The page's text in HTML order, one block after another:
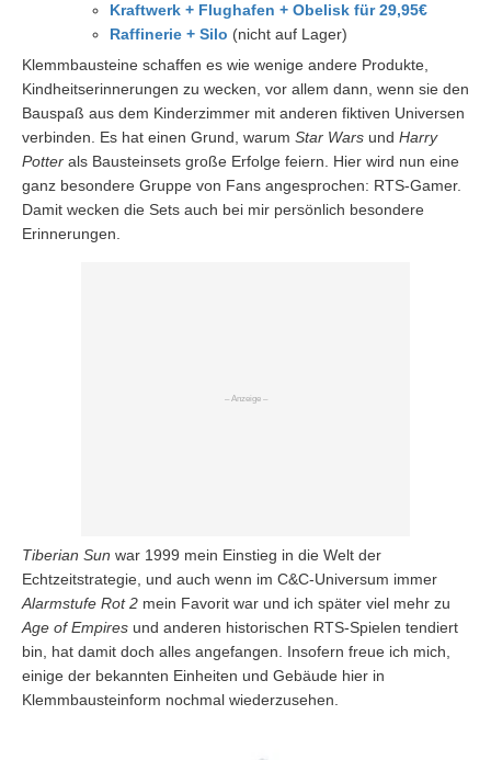
Kraftwerk + Flughafen + Obelisk für 29,95€
Raffinerie + Silo (nicht auf Lager)
Klemmbausteine schaffen es wie wenige andere Produkte,
Kindheitserinnerungen zu wecken, vor allem dann, wenn sie den
Bauspaß aus dem Kinderzimmer mit anderen fiktiven Universen
verbinden. Es hat einen Grund, warum Star Wars und Harry
Potter als Bausteinsets große Erfolge feiern. Hier wird nun eine
ganz besondere Gruppe von Fans angesprochen: RTS-Gamer.
Damit wecken die Sets auch bei mir persönlich besondere
Erinnerungen.
Tiberian Sun war 1999 mein Einstieg in die Welt der
Echtzeitstrategie, und auch wenn im C&C-Universum immer
Alarmstufe Rot 2 mein Favorit war und ich später viel mehr zu
Age of Empires und anderen historischen RTS-Spielen tendiert
bin, hat damit doch alles angefangen. Insofern freue ich mich,
einige der bekannten Einheiten und Gebäude hier in
Klemmbausteinform nochmal wiederzusehen.